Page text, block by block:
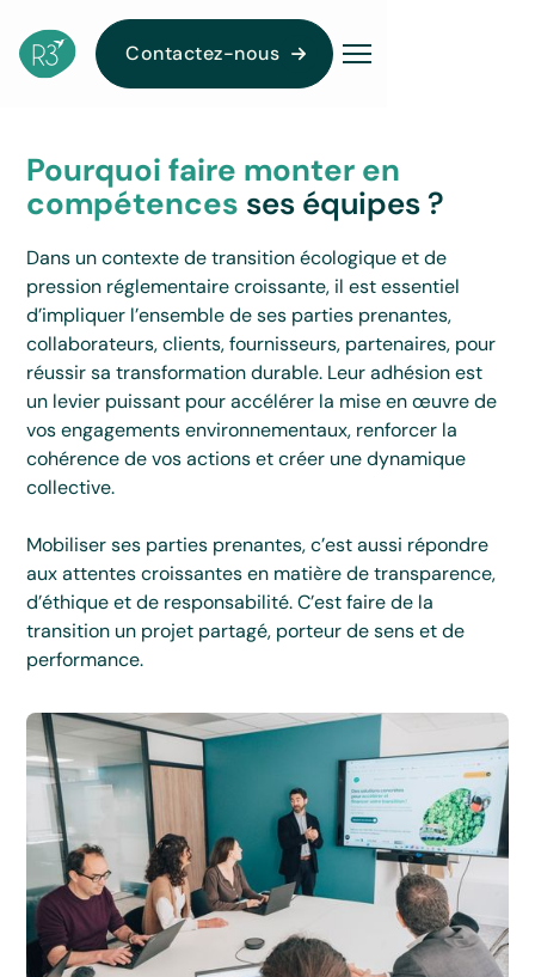
Contactez-nous
Pourquoi faire monter en
compétences ses équipes ?
Dans un contexte de transition écologique et de
pression réglementaire croissante, il est essentiel
d’impliquer l’ensemble de ses parties prenantes,
collaborateurs, clients, fournisseurs, partenaires, pour
réussir sa transformation durable. Leur adhésion est
un levier puissant pour accélérer la mise en œuvre de
vos engagements environnementaux, renforcer la
cohérence de vos actions et créer une dynamique
collective.
Mobiliser ses parties prenantes, c’est aussi répondre
aux attentes croissantes en matière de transparence,
d’éthique et de responsabilité. C’est faire de la
transition un projet partagé, porteur de sens et de
performance.